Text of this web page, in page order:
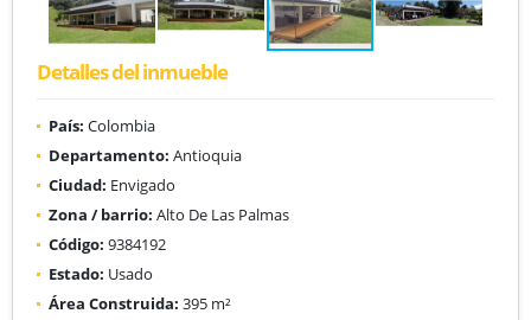
Detalles del inmueble
País: Colombia
Departamento: Antioquia
Ciudad: Envigado
Zona / barrio: Alto De Las Palmas
Código: 9384192
Estado: Usado
Área Construida: 395 m²